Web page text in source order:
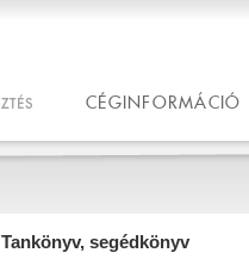
CÉGINFORMÁCIÓ
Tankönyv, segédkönyv